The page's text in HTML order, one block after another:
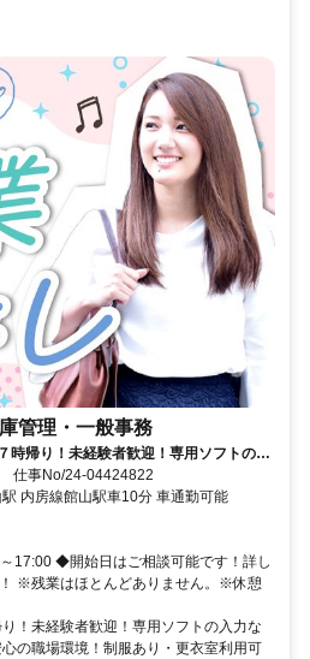
管理・一般事務
時帰り！未経験者歓迎！専用ソフトの入
仕事No/24-04424822
交通アクセス 最寄駅：館山駅 内房線館山駅車10分 車通勤可能
17:00 ◆開始日はご相談可能です！詳し
※残業はほとんどありません。※休憩
！未経験者歓迎！専用ソフトの入力な
の職場環境！制服あり・更衣室利用可